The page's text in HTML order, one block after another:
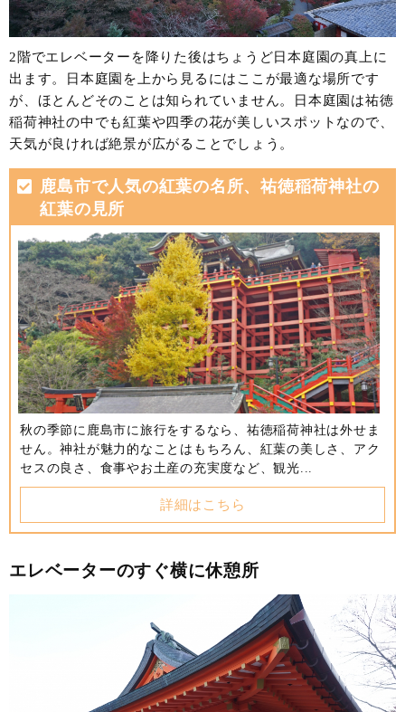
2階でエレベーターを降りた後はちょうど日本庭園の真上に
出ます。日本庭園を上から見るにはここが最適な場所です
が、ほとんどそのことは知られていません。日本庭園は祐徳
稲荷神社の中でも紅葉や四季の花が美しいスポットなので、
天気が良ければ絶景が広がることでしょう。
鹿島市で人気の紅葉の名所、祐徳稲荷神社の
紅葉の見所
秋の季節に鹿島市に旅行をするなら、祐徳稲荷神社は外せま
せん。神社が魅力的なことはもちろん、紅葉の美しさ、アク
セスの良さ、食事やお土産の充実度など、観光...
詳細はこちら
エレベーターのすぐ横に休憩所